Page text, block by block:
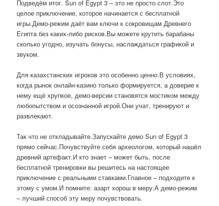
Подведём итог. Sun of Egypt 3 – это не просто слот.Это
целое приключение, которое начинается с бесплатной
игры.Демо-режим даёт вам ключи к сокровищам Древнего
Египта без каких-либо рисков.Вы можете крутить барабаны
сколько угодно, изучать бонусы, наслаждаться графикой и
звуком.
Для казахстанских игроков это особенно ценно.В условиях,
когда рынок онлайн-казино только формируется, а доверие к
нему ещё хрупкое, демо-версии становятся мостиком между
любопытством и осознанной игрой.Они учат, тренируют и
развлекают.
Так что не откладывайте.Запускайте демо Sun of Egypt 3
прямо сейчас.Почувствуйте себя археологом, который нашёл
древний артефакт.И кто знает – может быть, после
бесплатной тренировки вы решитесь на настоящее
приключение с реальными ставками.Главное – подходите к
этому с умом.И помните: азарт хорош в меру.А демо-режим
– лучший способ эту меру почувствовать.